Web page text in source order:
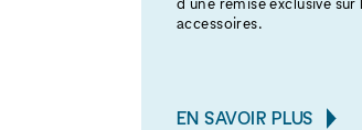
accessoires.
EN SAVOIR PLUS